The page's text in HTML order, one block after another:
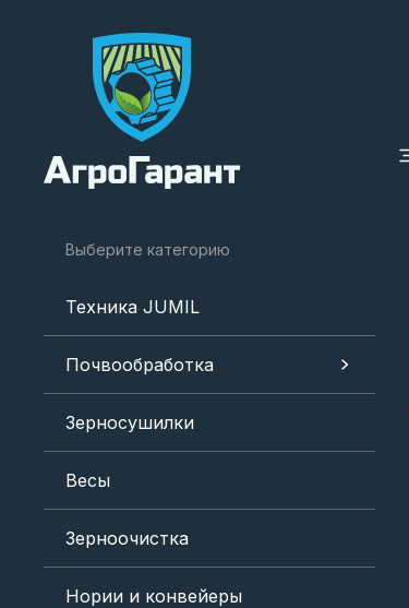
Выберите категорию
Техника JUMIL
Почвообработка
Зерносушилки
Весы
Зерноочистка
Нории и конвейеры